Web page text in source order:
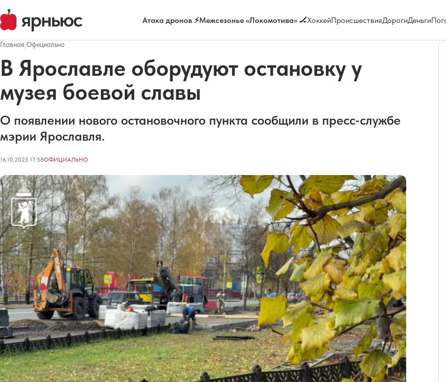
Атака дронов ⚡Межсезонье «Локомотива» 🏒ХоккейПроисшествияДорогиДеньги
Главная/Официально
В Ярославле оборудуют остановку у
музея боевой славы
О появлении нового остановочного пункта сообщили в пресс-службе
мэрии Ярославля.
16.10.2025 17:58ОФИЦИАЛЬНО